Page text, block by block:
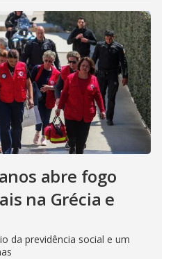
abre fogo
na Grécia e
da previdência social e um